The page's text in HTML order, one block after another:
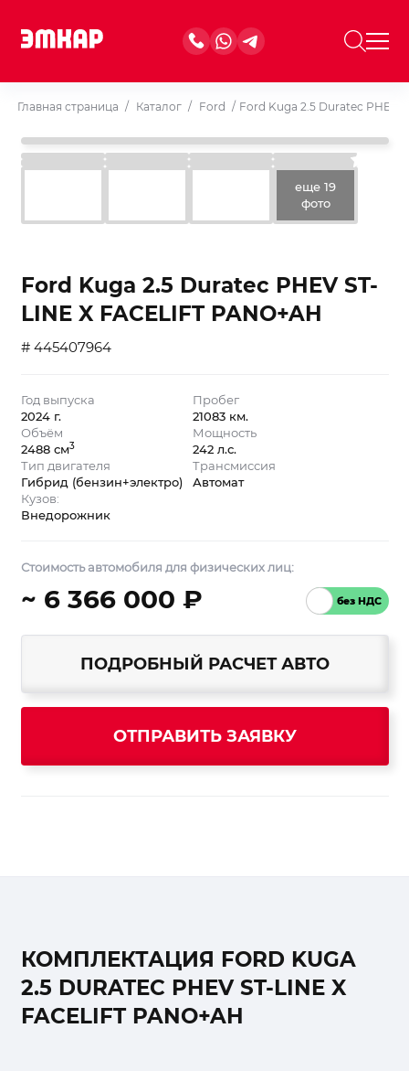
Главная страница / Каталог / Ford / Ford Kuga 2.5 Duratec PHEV
еще 19
фото
Ford Kuga 2.5 Duratec PHEV ST-
LINE X FACELIFT PANO+AH
# 445407964
Год выпуска
2024 г.
Пробег
21083 км.
Объём
2488 см3
Мощность
242 л.с.
Тип двигателя
Гибрид (бензин+электро)
Трансмиссия
Автомат
Кузов:
Внедорожник
Стоимость автомобиля для физических лиц:
~ 6 366 000 ₽
ПОДРОБНЫЙ РАСЧЕТ АВТО
ОТПРАВИТЬ ЗАЯВКУ
КОМПЛЕКТАЦИЯ FORD KUGA
2.5 DURATEC PHEV ST-LINE X
FACELIFT PANO+AH